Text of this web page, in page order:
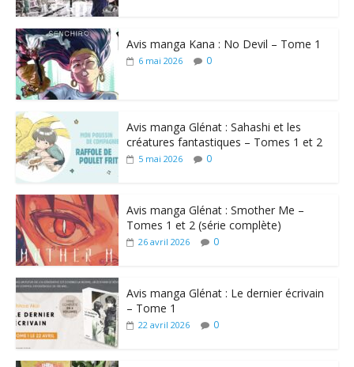
Avis manga Kana : No Devil – Tome 1
6 mai 2026 0
Avis manga Glénat : Sahashi et les
créatures fantastiques – Tomes 1 et 2
5 mai 2026 0
Avis manga Glénat : Smother Me –
Tomes 1 et 2 (série complète)
26 avril 2026 0
Avis manga Glénat : Le dernier écrivain
– Tome 1
22 avril 2026 0